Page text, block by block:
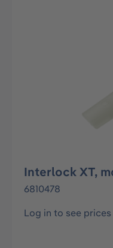
Interlock XT,
6810478
Log in to see prices